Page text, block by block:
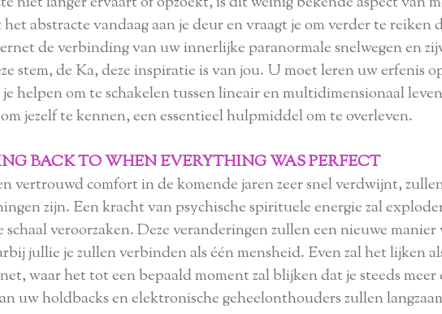
abstracte vandaag aan je deur en vraagt je om verder te reiken
de verbinding van uw innerlijke paranormale snelwegen en
stem, de Ka, deze inspiratie is van jou. U moet leren uw erfenis
helpen om te schakelen tussen lineair en multidimensionaal
jezelf te kennen, een essentieel hulpmiddel om te overleven.
BACK TO WHEN EVERYTHING WAS PERFECT
vertrouwd comfort in de komende jaren zeer snel verdwijnt,
zijn. Een kracht van psychische spirituele energie zal
veroorzaken. Deze veranderingen zullen een nieuwe
jullie je zullen verbinden als één mensheid. Even zal het lijken
waar het tot een bepaald moment zal blijken dat je steeds
uw holdbacks en elektronische geheelonthouders zullen